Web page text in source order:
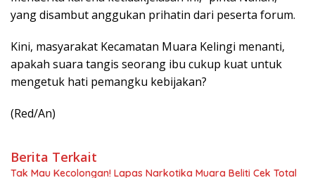
yang disambut anggukan prihatin dari peserta forum.
Kini, masyarakat Kecamatan Muara Kelingi menanti,
apakah suara tangis seorang ibu cukup kuat untuk
mengetuk hati pemangku kebijakan?
(Red/An)
Berita Terkait
Tak Mau Kecolongan! Lapas Narkotika Muara Beliti Cek Total